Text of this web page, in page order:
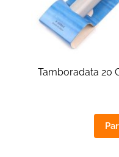
Tamboradata 20